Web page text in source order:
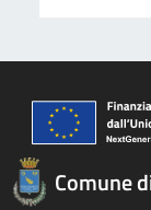
Comune